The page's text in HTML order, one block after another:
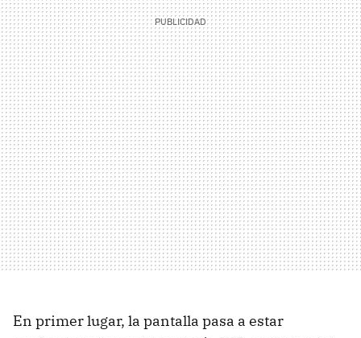
En primer lugar, la pantalla pasa a estar